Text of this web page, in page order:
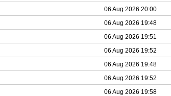
06 Aug 2026 20:00
06 Aug 2026 19:48
06 Aug 2026 19:51
06 Aug 2026 19:52
06 Aug 2026 19:48
06 Aug 2026 19:52
06 Aug 2026 19:58